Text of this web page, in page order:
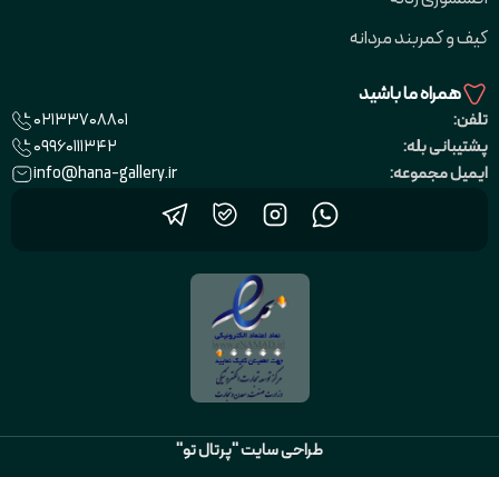
کیف و کمربند مردانه
همراه ما باشید
تلفن:
02133708801
پشتیبانی بله:
09960111342
ایمیل مجموعه:
info@hana-gallery.ir
طراحی سایت "پرتال تو"